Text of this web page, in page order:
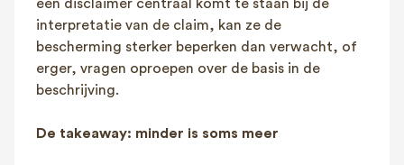
een disclaimer centraal komt te staan bij de
interpretatie van de claim, kan ze de
bescherming sterker beperken dan verwacht, of
erger, vragen oproepen over de basis in de
beschrijving.
De takeaway: minder is soms meer